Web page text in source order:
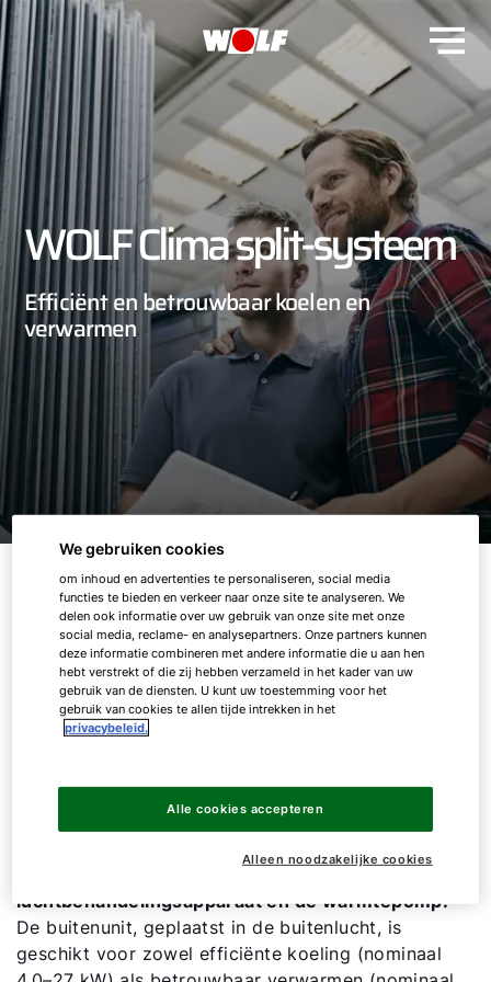
WOLF Clima split-systeem
Efficiënt en betrouwbaar koelen en
verwarmen
WOLF Clima split systeem
Het krachtige systeem voor koeling
en verwarming
Het WOLF Clima split Systeem combineert een
krachtige lucht‑luchtwarmtepomp met moderne
een directe verdamper in het
luchtbehandelingsapparaat. Een speciaal
optimale en
luchtbehandelingsapparaat en de warmtepomp.
De buitenunit, geplaatst in de buitenlucht, is
geschikt voor zowel efficiënte koeling (nominaal
We gebruiken cookies
om inhoud en advertenties te personaliseren, social media
functies te bieden en verkeer naar onze site te analyseren. We
delen ook informatie over uw gebruik van onze site met onze
social media, reclame- en analysepartners. Onze partners kunnen
deze informatie combineren met andere informatie die u aan hen
hebt verstrekt of die zij hebben verzameld in het kader van uw
gebruik van de diensten. U kunt uw toestemming voor het
gebruik van cookies te allen tijde intrekken in het
privacybeleid.
Alleen noodzakelijke cookies
Alle cookies accepteren